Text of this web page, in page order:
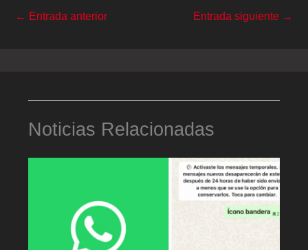
← Entrada anterior Entrada siguiente →
Noticias Relacionadas